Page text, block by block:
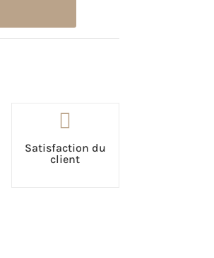

Satisfaction du
client